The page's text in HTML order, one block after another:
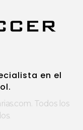
en el
Todos los